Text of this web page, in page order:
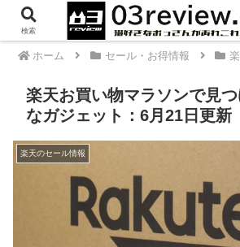
PR
ホーム セール・お得情報
楽天お買い物マラソンで見
なガジェット：6月21日更新
楽天のセール情報
検索